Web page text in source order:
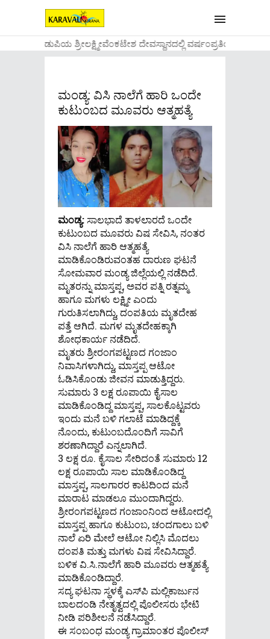
....ಉಡುಪಿಯ ಶ್ರೀಲಕ್ಷ್ಮೀವೆ೦ಕಟೇಶ ದೇವಸ್ಥಾನದಲ್ಲಿ ವರ್ಷ೦ಪ್ರತಿಯ
ಮಂಡ್ಯ: ವಿಸಿ ನಾಲೆಗೆ ಹಾರಿ ಒಂದೇ
ಕುಟುಂಬದ ಮೂವರು ಆತ್ಮಹತ್ಯೆ
ಮಂಡ್ಯ:ಸಾಲಭಾದೆ ತಾಳಲಾರದೆ ಒಂದೇ
ಕುಟುಂಬದ ಮೂವರು ವಿಷ ಸೇವಿಸಿ, ನಂತರ
ವಿಸಿ ನಾಲೆಗೆ ಹಾರಿ ಆತ್ಮಹತ್ಯೆ
ಮಾಡಿಕೊಂಡಿರುವಂತಹ ದಾರುಣ ಘಟನೆ
ಸೋಮವಾರ ಮಂಡ್ಯ ಜಿಲ್ಲೆಯಲ್ಲಿ ನಡೆದಿದೆ.
ಮೃತರನ್ನು ಮಾಸ್ತಪ್ಪ, ಅವರ ಪತ್ನಿ ರತ್ನಮ್ಮ
ಹಾಗೂ ಮಗಳು ಲಕ್ಷ್ಮೀ ಎಂದು
ಗುರುತಿಸಲಾಗಿದ್ದು, ದಂಪತಿಯ ಮೃತದೇಹ
ಪತ್ತೆ ಆಗಿದೆ. ಮಗಳ ಮೃತದೇಹಕ್ಕಾಗಿ
ಶೋಧಕಾರ್ಯ ನಡೆದಿದೆ.
ಮೃತರು ಶ್ರೀರಂಗಪಟ್ಟಣದ ಗಂಜಾಂ
ನಿವಾಸಿಗಳಾಗಿದ್ದು, ಮಾಸ್ತಪ್ಪ ಆಟೋ
ಓಡಿಸಿಕೊಂಡು ಜೀವನ ಮಾಡುತ್ತಿದ್ದರು.
ಸುಮಾರು 3 ಲಕ್ಷ ರೂಪಾಯಿ ಕೈಸಾಲ
ಮಾಡಿಕೊಂಡಿದ್ದ ಮಾಸ್ತಪ್ಪ, ಸಾಲಕೊಟ್ಟವರು
ಇಂದು ಮನೆ ಬಳಿ ಗಲಾಟೆ ಮಾಡಿದ್ದಕ್ಕೆ
ನೊಂದು, ಕುಟುಂಬದೊಂದಿಗೆ ಸಾವಿಗೆ
ಶರಣಾಗಿದ್ದಾರೆ ಎನ್ನಲಾಗಿದೆ.
3 ಲಕ್ಷ ರೂ. ಕೈಸಾಲ ಸೇರಿದಂತೆ ಸುಮಾರು 12
ಲಕ್ಷ ರೂಪಾಯಿ ಸಾಲ ಮಾಡಿಕೊಂಡಿದ್ದ
ಮಾಸ್ತಪ್ಪ, ಸಾಲಗಾರರ ಕಾಟದಿಂದ ಮನೆ
ಮಾರಾಟ ಮಾಡಲೂ ಮುಂದಾಗಿದ್ದರು.
ಶ್ರೀರಂಗಪಟ್ಟಣದ ಗಂಜಾಂನಿಂದ ಆಟೋದಲ್ಲಿ
ಮಾಸ್ತಪ್ಪ ಹಾಗೂ ಕುಟುಂಬ, ಚಂದಗಾಲು ಬಳಿ
ನಾಲೆ ಏರಿ ಮೇಲೆ ಆಟೋ ನಿಲ್ಲಿಸಿ ಮೊದಲು
ದಂಪತಿ ಮತ್ತು ಮಗಳು ವಿಷ ಸೇವಿಸಿದ್ದಾರೆ.
ಬಳಿಕ ವಿ.ಸಿ.ನಾಲೆಗೆ ಹಾರಿ ಮೂವರು ಆತ್ಮಹತ್ಯೆ
ಮಾಡಿಕೊಂಡಿದ್ದಾರೆ.
ಸದ್ಯ ಘಟನಾ ಸ್ಥಳಕ್ಕೆ ಎಸ್​​ಪಿ ಮಲ್ಲಿಕಾರ್ಜುನ
ಬಾಲದಂಡಿ ನೇತೃತ್ವದಲ್ಲಿ ಪೊಲೀಸರು ಭೇಟಿ
ನೀಡಿ ಪರಿಶೀಲನೆ ನಡೆಸಿದ್ದಾರೆ.
ಈ ಸಂಬಂಧ ಮಂಡ್ಯ ಗ್ರಾಮಾಂತರ ಪೊಲೀಸ್